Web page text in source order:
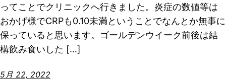
ってことでクリニックへ行きました。炎症の数値等は
おかげ様でCRPも0.10未満ということでなんとか無事に
保っていると思います。ゴールデンウイーク前後は結
構飲み食いした […]
5月 22, 2022